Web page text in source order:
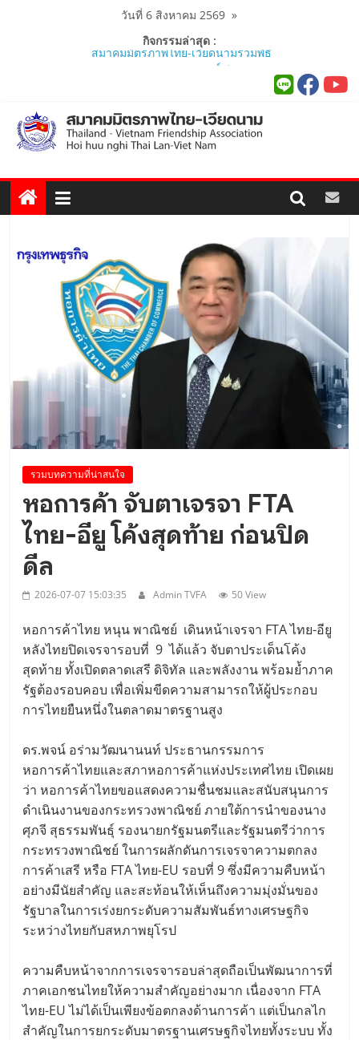
วันที่ 6 สิงหาคม 2569»
กิจกรรมล่าสุด :
สมาคมมิตรภาพไทย-เวียดนามร่วมพิธี
เปิดสถานกงสุลกิตติมศักดิ์เวียดนาม
สมาคมร่วมนำนักศึกษาเวียดนาม
โครงการหลักสูตรภาษาอังกฤษเร่งรัด
ศึกษาดูงาน..
ผู้นำเวียดนาม-ไทย ร่วมแสดงวิสัยทัศน์
งาน Thailand–Vietnam Business
Forum 2026 เฉลิมฉลอง 50 ปีความ
สัมพันธ์ทางการทูต..
สมาคมมิตรภาพไทย-เวียดนาม ประชุม
หารือกับ เอกอัครราชทูตสาธารณรัฐ
สังคมนิยมเวียดนาม ประจำประเทศไทย
รวมบทความที่น่าสนใจ
หอการค้า จับตาเจรจา FTA
ไทย-อียู โค้งสุดท้าย ก่อนปิด
ดีล
2026-07-07 15:03:35 Admin TVFA 50 View
หอการค้าไทย หนุน พาณิชย์ เดินหน้าเจรจา FTA ไทย-อียู
หลังไทยปิดเจรจารอบที่ 9 ได้แล้ว จับตาประเด็นโค้ง
สุดท้าย ทั้งเปิดตลาดเสรี ดิจิทัล และพลังงาน พร้อมย้ำภาค
รัฐต้องรอบคอบ เพื่อเพิ่มขีดความสามารถให้ผู้ประกอบ
การไทยยืนหนึ่งในตลาดมาตรฐานสูง
ดร.พจน์ อร่ามวัฒนานนท์ ประธานกรรมการ
หอการค้าไทยและสภาหอการค้าแห่งประเทศไทย เปิดเผย
ว่า หอการค้าไทยขอแสดงความชื่นชมและสนับสนุนการ
ดำเนินงานของกระทรวงพาณิชย์ ภายใต้การนำของนาง
ศุภจี สุธรรมพันธุ์ รองนายกรัฐมนตรีและรัฐมนตรีว่าการ
กระทรวงพาณิชย์ ในการผลักดันการเจรจาความตกลง
การค้าเสรี หรือ FTA ไทย-EU รอบที่ 9 ซึ่งมีความคืบหน้า
อย่างมีนัยสำคัญ และสะท้อนให้เห็นถึงความมุ่งมั่นของ
รัฐบาลในการเร่งยกระดับความสัมพันธ์ทางเศรษฐกิจ
ระหว่างไทยกับสหภาพยุโรป
ความคืบหน้าจากการเจรจารอบล่าสุดถือเป็นพัฒนาการที่
ภาคเอกชนไทยให้ความสำคัญอย่างมาก เนื่องจาก FTA
ไทย-EU ไม่ได้เป็นเพียงข้อตกลงด้านการค้า แต่เป็นกลไก
สำคัญในการยกระดับมาตรฐานเศรษฐกิจไทยทั้งระบบ ทั้ง